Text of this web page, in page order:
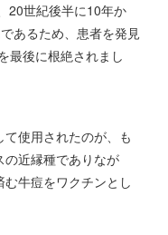
20世紀後半に10年か
あるため、患者を発見
最後に根絶されまし
使用されたのが、も
の近縁種でありなが
牛痘をワクチンとし